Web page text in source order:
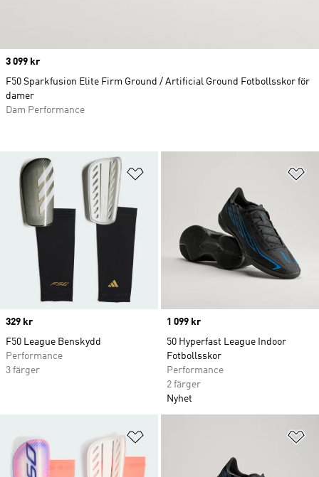
Price
329 kr
F50 League Benskydd
Performance
3 färger
Price
1 099 kr
50 Hyperfast League Indoor
Fotbollsskor
Performance
2 färger
Nyhet
Price
3 099 kr
F50 Sparkfusion Elite Firm Ground / Artificial Ground Fotbollsskor för
damer
Dam Performance